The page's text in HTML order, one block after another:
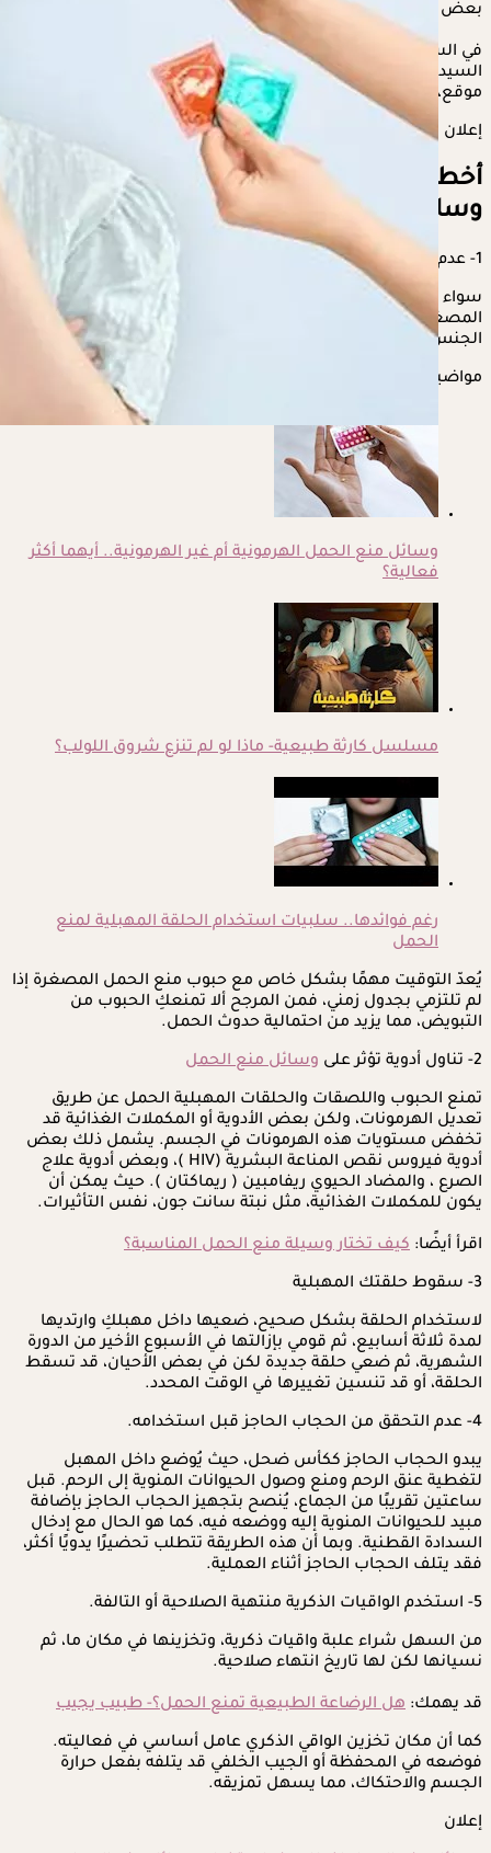
بعض السيدات عدة أخطاء عند استخدامها.
في السياق التالي، يوضح " الكونسلتو، أبرز الأخطاء التي قد ترتكبها
السيدات عند استخدام وسائل منع الحمل، وذلك حسبما جاء في
موقع، "webmd.
إعلان
أخطاء ترتكبها السيدات عند استخدام
وسائل منع الحمل
1- عدم تناول حبوب منع الحمل في الموعد المحدد
سواء كنتِ تتناولين حبوب منع الحمل المركبة أو حبوب منع الحمل
المصغرة ، عليكِ تناولها يوميًا في نفس الوقت، سواء مارستِ
الجنس أم لا .
مواضيع ذات صلة
وسائل منع الحمل الهرمونية أم غير الهرمونية.. أيهما أكثر
فعالية؟
مسلسل كارثة طبيعية- ماذا لو لم تنزع شروق اللولب؟
رغم فوائدها.. سلبيات استخدام الحلقة المهبلية لمنع
الحمل
يُعدّ التوقيت مهمًا بشكل خاص مع حبوب منع الحمل المصغرة إذا
لم تلتزمي بجدول زمني، فمن المرجح ألا تمنعكِ الحبوب من
التبويض، مما يزيد من احتمالية حدوث الحمل.
2- تناول أدوية تؤثر على وسائل منع الحمل
تمنع الحبوب واللصقات والحلقات المهبلية الحمل عن طريق
تعديل الهرمونات، ولكن بعض الأدوية أو المكملات الغذائية قد
تخفض مستويات هذه الهرمونات في الجسم. يشمل ذلك بعض
أدوية فيروس نقص المناعة البشرية (HIV )، وبعض أدوية علاج
الصرع ، والمضاد الحيوي ريفامبين ( ريماكتان ). حيث يمكن أن
يكون للمكملات الغذائية، مثل نبتة سانت جون، نفس التأثيرات.
اقرأ أيضًا: كيف تختار وسيلة منع الحمل المناسبة؟
3- سقوط حلقتك المهبلية
لاستخدام الحلقة بشكل صحيح، ضعيها داخل مهبلكِ وارتديها
لمدة ثلاثة أسابيع، ثم قومي بإزالتها في الأسبوع الأخير من الدورة
الشهرية، ثم ضعي حلقة جديدة لكن في بعض الأحيان، قد تسقط
الحلقة، أو قد تنسين تغييرها في الوقت المحدد.
4- عدم التحقق من الحجاب الحاجز قبل استخدامه.
يبدو الحجاب الحاجز ككأس ضحل، حيث يُوضع داخل المهبل
لتغطية عنق الرحم ومنع وصول الحيوانات المنوية إلى الرحم. قبل
ساعتين تقريبًا من الجماع، يُنصح بتجهيز الحجاب الحاجز بإضافة
مبيد للحيوانات المنوية إليه ووضعه فيه، كما هو الحال مع إدخال
السدادة القطنية. وبما أن هذه الطريقة تتطلب تحضيرًا يدويًا أكثر،
فقد يتلف الحجاب الحاجز أثناء العملية.
5- استخدم الواقيات الذكرية منتهية الصلاحية أو التالفة.
من السهل شراء علبة واقيات ذكرية، وتخزينها في مكان ما، ثم
نسيانها لكن لها تاريخ انتهاء صلاحية.
قد يهمك: هل الرضاعة الطبيعية تمنع الحمل؟- طبيب يجيب
كما أن مكان تخزين الواقي الذكري عامل أساسي في فعاليته.
فوضعه في المحفظة أو الجيب الخلفي قد يتلفه بفعل حرارة
الجسم والاحتكاك، مما يسهل تمزيقه.
إعلان